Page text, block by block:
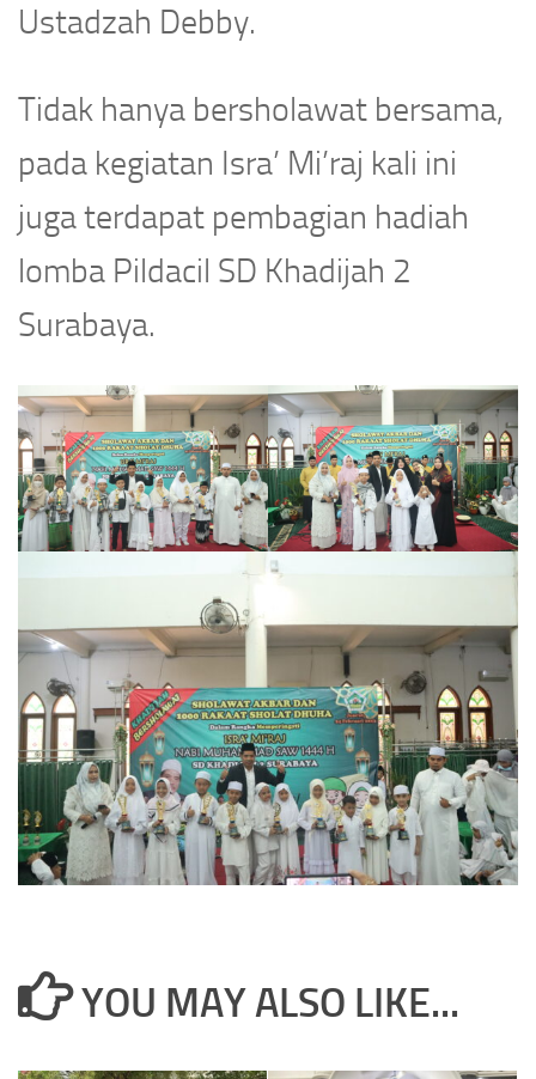
Ustadzah Debby.
Tidak hanya bersholawat bersama,
pada kegiatan Isra’ Mi’raj kali ini
juga terdapat pembagian hadiah
lomba Pildacil SD Khadijah 2
Surabaya.
YOU MAY ALSO LIKE...